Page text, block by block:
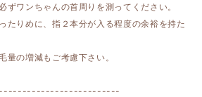
ずワンちゃんの首周りを測ってください。
たりめに、指２本分が入る程度の余裕を持た
量の増減もご考慮下さい。